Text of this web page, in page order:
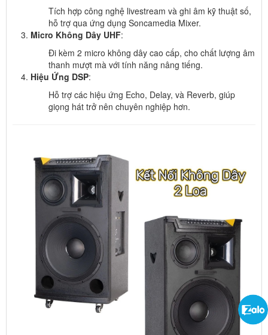
Tích hợp công nghệ livestream và ghi âm kỹ thuật số,
hỗ trợ qua ứng dụng Soncamedia Mixer.
Micro Không Dây UHF:
Đi kèm 2 micro không dây cao cấp, cho chất lượng âm
thanh mượt mà với tính năng nâng tiếng.
Hiệu Ứng DSP:
Hỗ trợ các hiệu ứng Echo, Delay, và Reverb, giúp
giọng hát trở nên chuyên nghiệp hơn.